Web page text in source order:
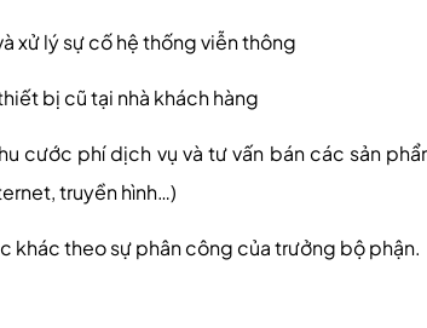
xử lý sự cố hệ thống viễn thông
bị cũ tại nhà khách hàng
cước phí dịch vụ và tư vấn bán các sản
truyền hình…)
khác theo sự phân công của trưởng bộ phận.